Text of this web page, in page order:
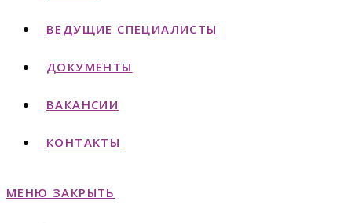
ВЕДУЩИЕ СПЕЦИАЛИСТЫ
ДОКУМЕНТЫ
ВАКАНСИИ
КОНТАКТЫ
МЕНЮ ЗАКРЫТЬ